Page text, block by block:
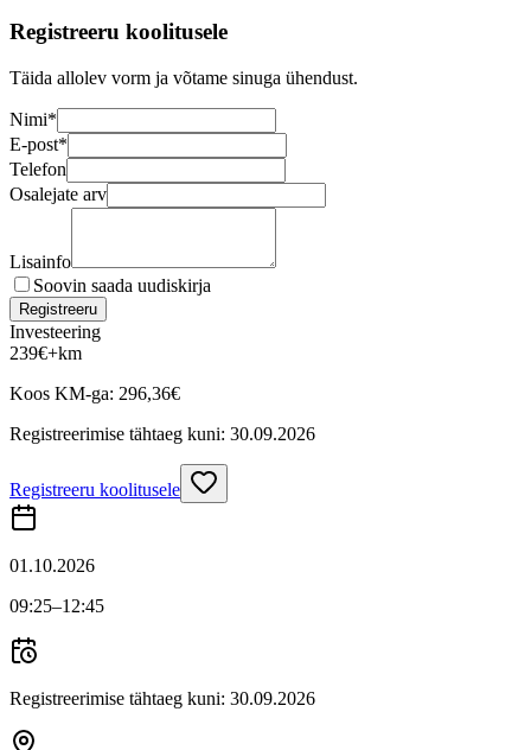
Registreeru koolitusele
Täida allolev vorm ja võtame sinuga ühendust.
Nimi*
E-post*
Telefon
Osalejate arv
Lisainfo
Soovin saada uudiskirja
Registreeru
Investeering
239€+km
Koos KM-ga: 296,36€
Registreerimise tähtaeg kuni: 30.09.2026
Registreeru koolitusele
01.10.2026
09:25–12:45
Registreerimise tähtaeg kuni: 30.09.2026